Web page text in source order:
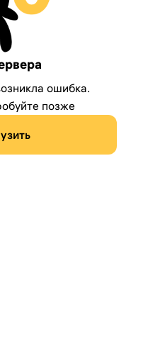
ошибка.
позже